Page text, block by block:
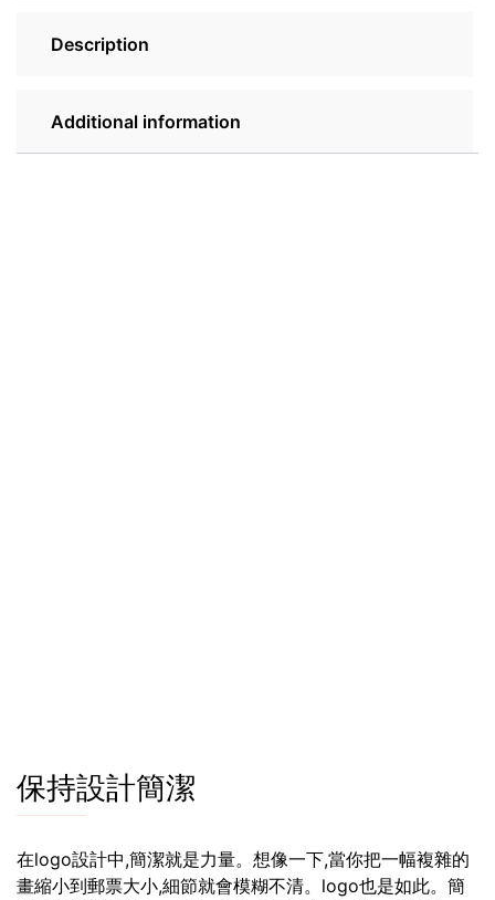
Description
Additional information
保持設計簡潔
在logo設計中,簡潔就是力量。想像一下,當你把一幅複雜的
畫縮小到郵票大小,細節就會模糊不清。logo也是如此。簡